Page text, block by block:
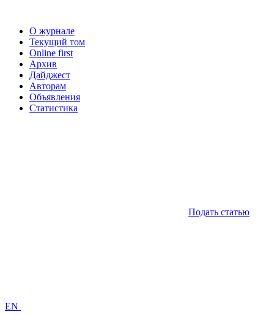
О журнале
Текущий том
Online first
Архив
Дайджест
Авторам
Объявления
Статистика
Подать статью
EN